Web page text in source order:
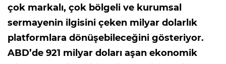
çok markalı, çok bölgeli ve kurumsal
sermayenin ilgisini çeken milyar dolarlık
platformlara dönüşebileceğini gösteriyor.
ABD’de 921 milyar doları aşan ekonomik